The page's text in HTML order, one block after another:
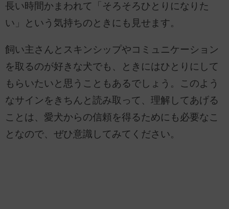
長い時間かまわれて「そろそろひとりになりた
い」という気持ちのときにも見せます。
飼い主さんとスキンシップやコミュニケーション
を取るのが好きな犬でも、ときにはひとりにして
もらいたいと思うこともあるでしょう。このよう
なサインをきちんと読み取って、理解してあげる
ことは、愛犬からの信頼を得るためにも必要なこ
となので、ぜひ意識してみてください。